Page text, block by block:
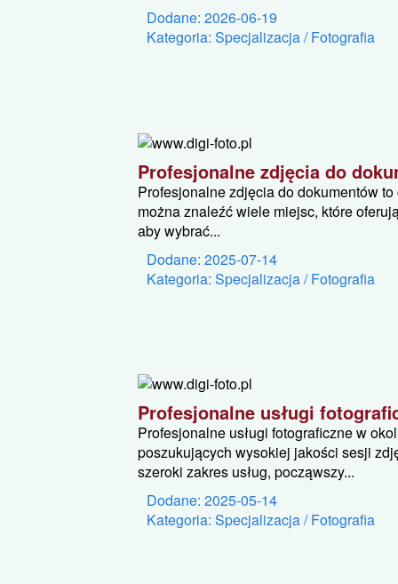
Dodane: 2026-06-19
Kategoria: Specjalizacja / Fotografia
Profesjonalne zdjęcia do
Profesjonalne zdjęcia do dokumentów
można znaleźć wiele miejsc, które
aby wybrać...
Dodane: 2025-07-14
Kategoria: Specjalizacja / Fotografia
Profesjonalne usługi
Profesjonalne usługi fotograficzne w
poszukujących wysokiej jakości sesji
szeroki zakres usług, począwszy...
Dodane: 2025-05-14
Kategoria: Specjalizacja / Fotografia